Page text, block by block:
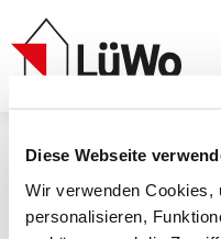
Diese Webseite
Wir verwenden Cookies,
personalisieren,
3 (Groß)